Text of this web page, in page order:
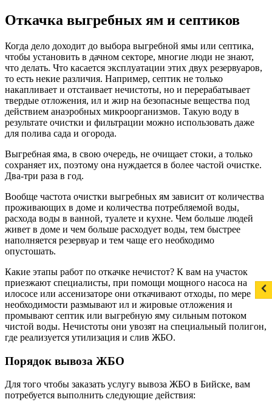
Откачка выгребных ям и септиков
Когда дело доходит до выбора выгребной ямы или септика,
чтобы установить в дачном секторе, многие люди не знают,
что делать. Что касается эксплуатации этих двух резервуаров,
то есть некие различия. Например, септик не только
накапливает и отстаивает нечистоты, но и перерабатывает
твердые отложения, ил и жир на безопасные вещества под
действием анаэробных микроорганизмов. Такую воду в
результате очистки и фильтрации можно использовать даже
для полива сада и огорода.
Выгребная яма, в свою очередь, не очищает стоки, а только
сохраняет их, поэтому она нуждается в более частой очистке.
Два-три раза в год.
Вообще частота очистки выгребных ям зависит от количества
проживающих в доме и количества потребляемой воды,
расхода воды в ванной, туалете и кухне. Чем больше людей
живет в доме и чем больше расходует воды, тем быстрее
наполняется резервуар и тем чаще его необходимо
опустошать.
Какие этапы работ по откачке нечистот? К вам на участок
приезжают специалисты, при помощи мощного насоса на
илососе или ассенизаторе они откачивают отходы, по мере
необходимости размывают ил и жировые отложения и
промывают септик или выгребную яму сильным потоком
чистой воды. Нечистоты они увозят на специальный полигон,
где реализуется утилизация и слив ЖБО.
Порядок вывоза ЖБО
Для того чтобы заказать услугу вывоза ЖБО в Бийске, вам
потребуется выполнить следующие действия: